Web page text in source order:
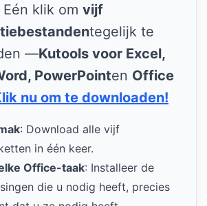
Eén klik om vijf
tegelijk te
—Kutools voor Excel,
PowerPointen Office
nu om te downloaden!
: Download alle vijf
in één keer.
Office-taak: Installeer de
die u nodig heeft, precies